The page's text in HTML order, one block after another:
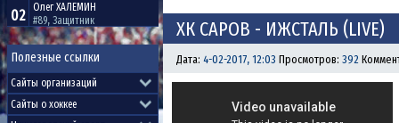
02 ОлегХАЛЕМИН
#89, Защитник
Полезные ссылки
ХК САРОВ - ИЖСТАЛЬ (LIVE)
Дата: 4-02-2017, 12:03 Просмотров: 392